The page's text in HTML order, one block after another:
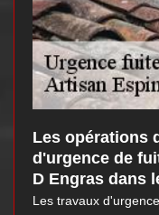
Les opérations
d'urgence de
D Engras dans
Les travaux